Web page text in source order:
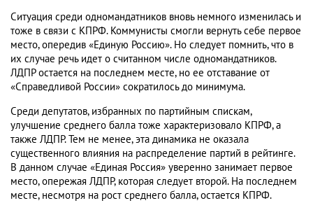
Ситуация среди одномандатников вновь немного изменилась и
тоже в связи с КПРФ. Коммунисты смогли вернуть себе первое
место, опередив «Единую Россию». Но следует помнить, что в
их случае речь идет о считанном числе одномандатников.
ЛДПР остается на последнем месте, но ее отставание от
«Справедливой России» сократилось до минимума.
Среди депутатов, избранных по партийным спискам,
улучшение среднего балла тоже характеризовало КПРФ, а
также ЛДПР. Тем не менее, эта динамика не оказала
существенного влияния на распределение партий в рейтинге.
В данном случае «Единая Россия» уверенно занимает первое
место, опережая ЛДПР, которая следует второй. На последнем
месте, несмотря на рост среднего балла, остается КПРФ.